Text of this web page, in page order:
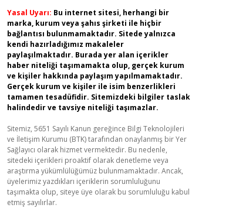
Yasal Uyarı: Bu internet sitesi, herhangi bir
marka, kurum veya şahıs şirketi ile hiçbir
bağlantısı bulunmamaktadır. Sitede yalnızca
kendi hazırladığımız makaleler
paylaşılmaktadır. Burada yer alan içerikler
haber niteliği taşımamakta olup, gerçek kurum
ve kişiler hakkında paylaşım yapılmamaktadır.
Gerçek kurum ve kişiler ile isim benzerlikleri
tamamen tesadüfidir. Sitemizdeki bilgiler taslak
halindedir ve tavsiye niteliği taşımazlar.
Sitemiz, 5651 Sayılı Kanun gereğince Bilgi Teknolojileri
ve İletişim Kurumu (BTK) tarafından onaylanmış bir Yer
Sağlayıcı olarak hizmet vermektedir. Bu nedenle,
sitedeki içerikleri proaktif olarak denetleme veya
araştırma yükümlülüğümüz bulunmamaktadır. Ancak,
üyelerimiz yazdıkları içeriklerin sorumluluğunu
taşımakta olup, siteye üye olarak bu sorumluluğu kabul
etmiş sayılırlar.